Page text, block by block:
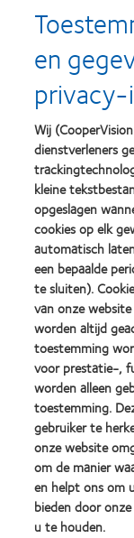
Learn
more
about
Silmo
d’Or
best
product
award
met
MyDay™
(2013)
Learn
more
about
2012
&
2010
Best
Companies
for
Leaders
(2012)
Learn
more
about
ODMA
2011
(2011)
Onze
Zoek uw
en
Wij
dienstverleners
kleine
opgeslagen
cookies op elk
automatisch
een bepaalde
te sluiten).
van onze
worden altijd
toestemming
voor prestatie-,
worden alleen
toestemming.
gebruiker te
onze website
om de manier
en helpt ons om
bieden door
u te houden.